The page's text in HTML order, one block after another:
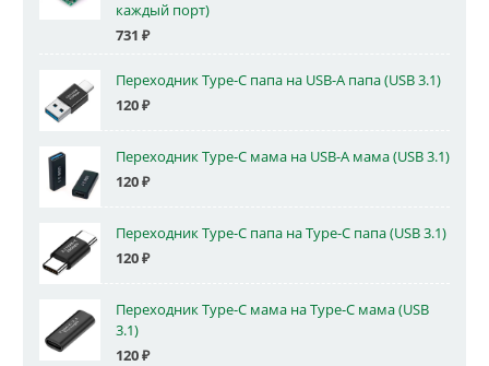
каждый порт)
731 ₽
Переходник Type-C папа на USB-A папа (USB 3.1)
120₽
Переходник Type-C мама на USB-A мама (USB 3.1)
120₽
Переходник Type-C папа на Type-C папа (USB 3.1)
120₽
Переходник Type-C мама на Type-C мама (USB
3.1)
120₽